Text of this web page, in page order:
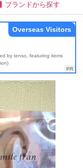
ブランドから探す
by tenso, featuring items
Overseas Visitors